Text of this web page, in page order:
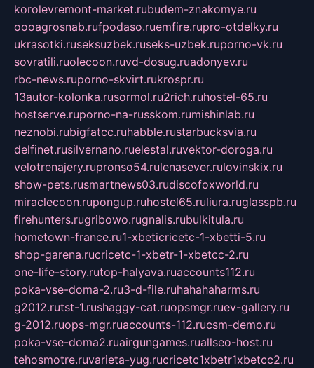
korolevremont-market.rubudem-znakomye.ru
oooagrosnab.rufpodaso.ruemfire.rupro-otdelky.ru
ukrasotki.ruseksuzbek.ruseks-uzbek.ruporno-vk.ru
sovratili.ruolecoon.ruvd-dosug.ruadonyev.ru
rbc-news.ruporno-skvirt.rukrospr.ru
13autor-kolonka.rusormol.ru2rich.ruhostel-65.ru
hostserve.ruporno-na-russkom.rumishinlab.ru
neznobi.rubigfatcc.ruhabble.rustarbucksvia.ru
delfinet.rusilvernano.ruelestal.ruvektor-doroga.ru
velotrenajery.rupronso54.rulenasever.rulovinskix.ru
show-pets.rusmartnews03.rudiscofoxworld.ru
miraclecoon.rupongup.ruhostel65.ruliura.ruglasspb.ru
firehunters.rugribowo.rugnalis.rubulkitula.ru
hometown-france.ru1-xbeticricetc-1-xbetti-5.ru
shop-garena.rucricetc-1-xbetr-1-xbetcc-2.ru
one-life-story.rutop-halyava.ruaccounts112.ru
poka-vse-doma-2.ru3-d-file.ruhahahaharms.ru
g2012.rutst-1.rushaggy-cat.ruopsmgr.ruev-gallery.ru
g-2012.ruops-mgr.ruaccounts-112.rucsm-demo.ru
poka-vse-doma2.ruairgungames.ruallseo-host.ru
tehosmotre.ruvarieta-yug.rucricetc1xbetr1xbetcc2.ru